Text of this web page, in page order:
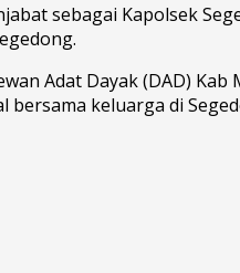
sebagai Kapolsek
Adat Dayak (DAD)
keluarga di